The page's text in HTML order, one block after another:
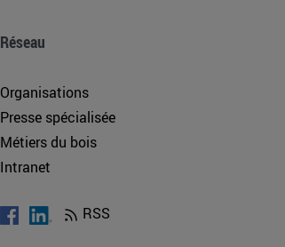
Réseau
Organisations
Presse spécialisée
Métiers du bois
Intranet
RSS